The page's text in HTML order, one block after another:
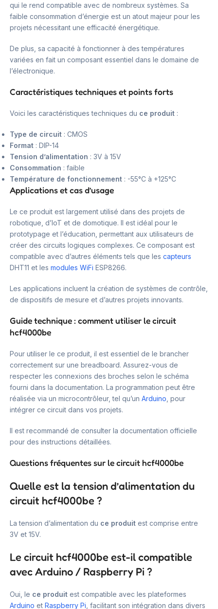
qui le rend compatible avec de nombreux systèmes. Sa
faible consommation d’énergie est un atout majeur pour les
projets nécessitant une efficacité énergétique.
De plus, sa capacité à fonctionner à des températures
variées en fait un composant essentiel dans le domaine de
l’électronique.
Caractéristiques techniques et points forts
Voici les caractéristiques techniques du ce produit :
Type de circuit : CMOS
Format : DIP-14
Tension d’alimentation : 3V à 15V
Consommation : faible
Température de fonctionnement : -55°C à +125°C
Applications et cas d’usage
Le ce produit est largement utilisé dans des projets de
robotique, d’IoT et de domotique. Il est idéal pour le
prototypage et l’éducation, permettant aux utilisateurs de
créer des circuits logiques complexes. Ce composant est
compatible avec d’autres éléments tels que les capteurs
DHT11 et les modules WiFi ESP8266.
Les applications incluent la création de systèmes de contrôle,
de dispositifs de mesure et d’autres projets innovants.
Guide technique : comment utiliser le circuit
hcf4000be
Pour utiliser le ce produit, il est essentiel de le brancher
correctement sur une breadboard. Assurez-vous de
respecter les connexions des broches selon le schéma
fourni dans la documentation. La programmation peut être
réalisée via un microcontrôleur, tel qu’un Arduino , pour
intégrer ce circuit dans vos projets.
Il est recommandé de consulter la documentation officielle
pour des instructions détaillées.
Questions fréquentes sur le circuit hcf4000be
Quelle est la tension d’alimentation du
circuit hcf4000be ?
La tension d’alimentation du ce produit est comprise entre
3V et 15V.
Le circuit hcf4000be est-il compatible
avec Arduino / Raspberry Pi ?
Oui, le ce produit est compatible avec les plateformes
Arduino et Raspberry Pi , facilitant son intégration dans divers